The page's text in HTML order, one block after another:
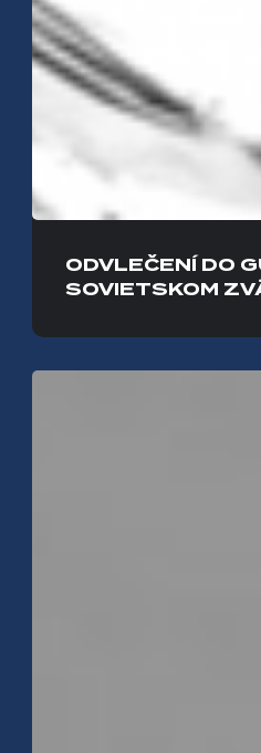
ODVLEČENÍ DO
SOVIETSKOM